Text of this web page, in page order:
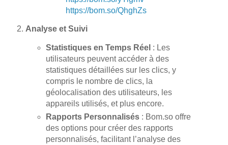
https://bom.so/QhghZs
Analyse et Suivi
Statistiques en Temps Réel : Les
utilisateurs peuvent accéder à des
statistiques détaillées sur les clics, y
compris le nombre de clics, la
géolocalisation des utilisateurs, les
appareils utilisés, et plus encore.
Rapports Personnalisés: Bom.so offre
des options pour créer des rapports
personnalisés, facilitant l’analyse des